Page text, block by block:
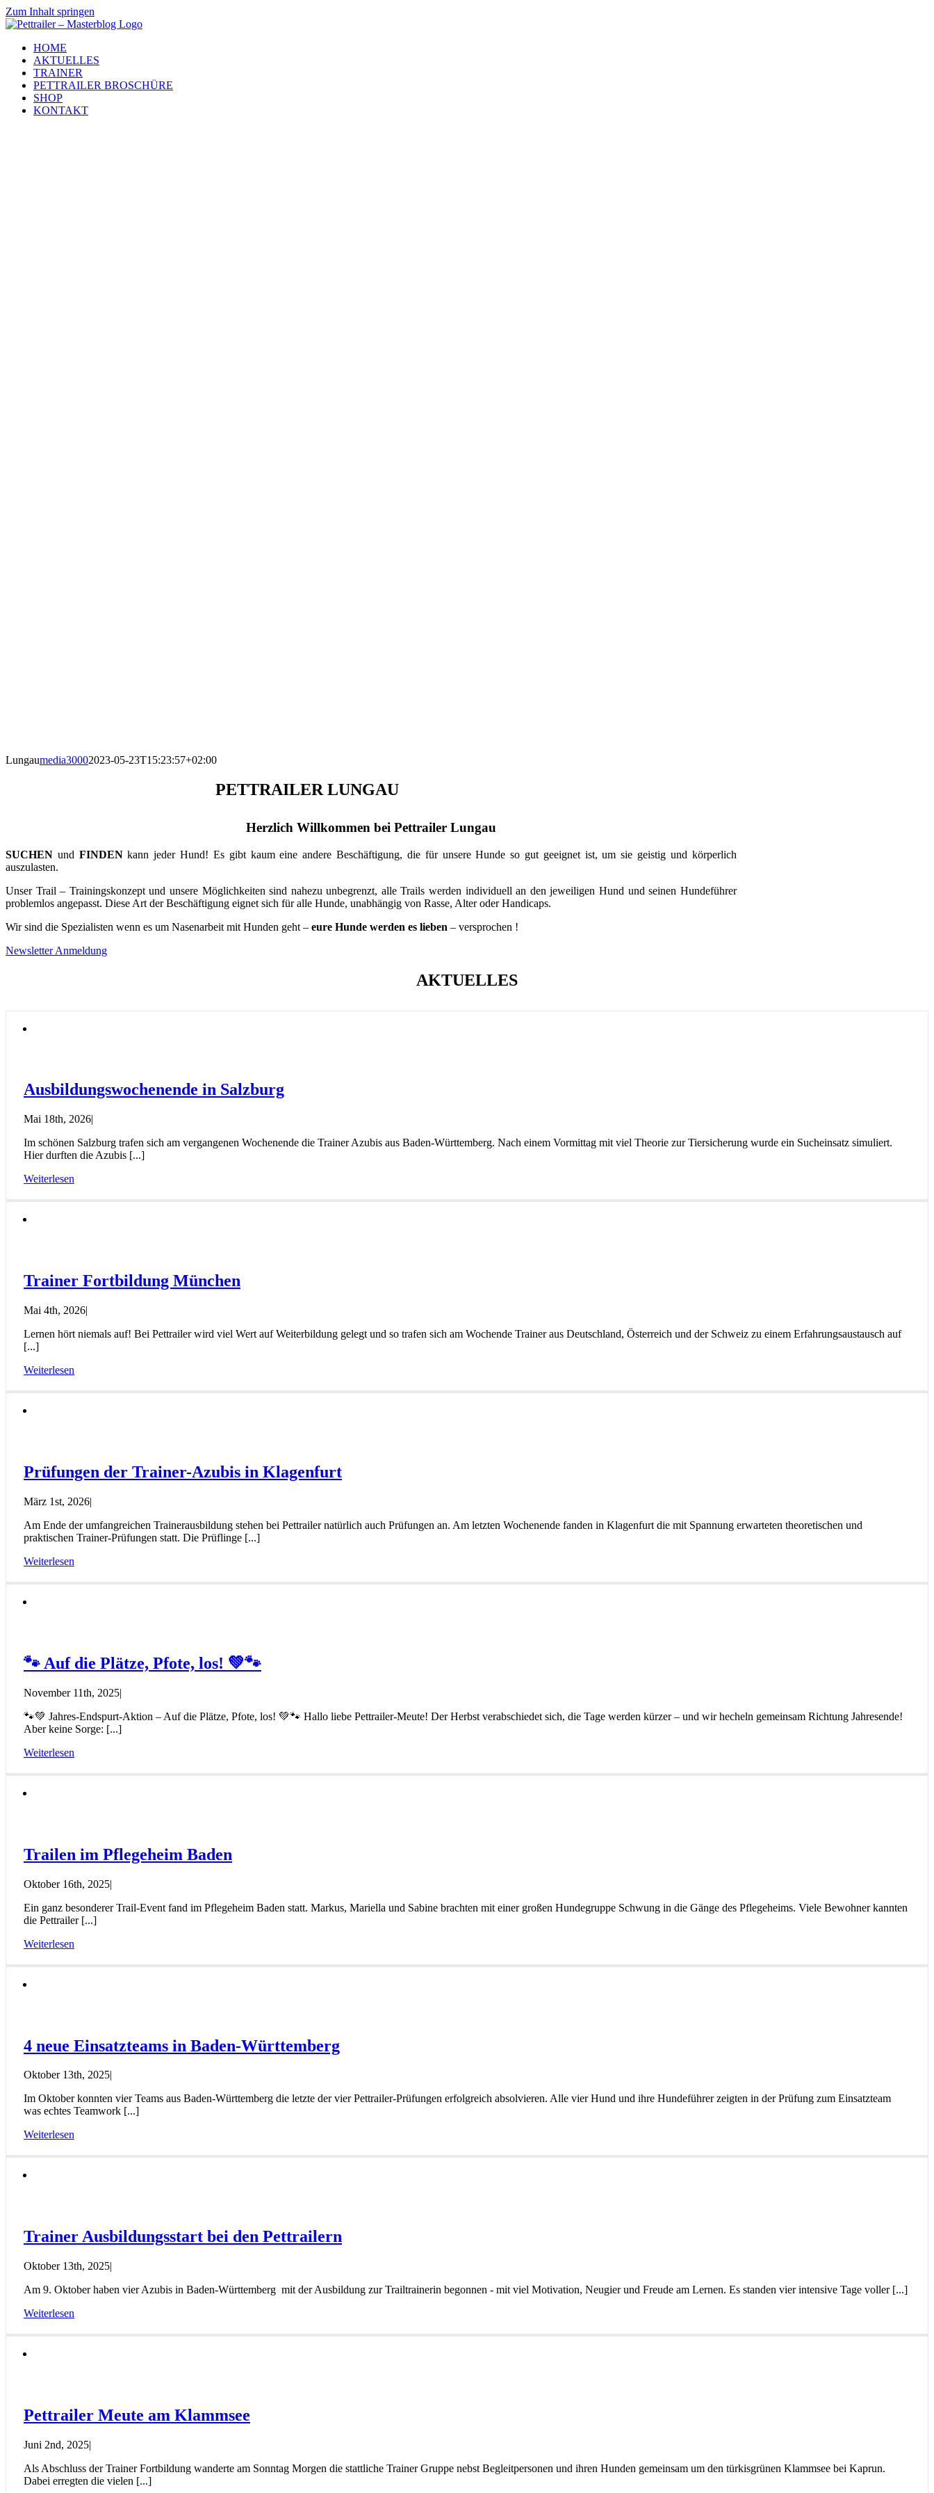
Zum Inhalt springen
HOME
AKTUELLES
TRAINER
PETTRAILER BROSCHÜRE
SHOP
KONTAKT
Lungaumedia30002023-05-23T15:23:57+02:00
PETTRAILER LUNGAU
Herzlich Willkommen bei Pettrailer Lungau
SUCHEN und FINDENkann jeder Hund! Es gibt kaum eine andere Beschäftigung, die für unsere Hunde so gut geeignet ist, um sie geistig und körperlich
auszulasten.
Unser Trail – Trainingskonzept und unsere Möglichkeiten sind nahezu unbegrenzt, alle Trails werden individuell an den jeweiligen Hund und seinen Hundeführer
problemlos angepasst. Diese Art der Beschäftigung eignet sich für alle Hunde, unabhängig von Rasse, Alter oder Handicaps.
Wir sind die Spezialisten wenn es um Nasenarbeit mit Hunden geht – eure Hunde werden es lieben – versprochen !
Newsletter Anmeldung
AKTUELLES
Ausbildungswochenende in Salzburg
Mai 18th, 2026|
Im schönen Salzburg trafen sich am vergangenen Wochenende die Trainer Azubis aus Baden-Württemberg. Nach einem Vormittag mit viel Theorie zur Tiersicherung wurde ein Sucheinsatz simuliert.
Hier durften die Azubis [...]
Weiterlesen
Trainer Fortbildung München
Mai 4th, 2026|
Lernen hört niemals auf! Bei Pettrailer wird viel Wert auf Weiterbildung gelegt und so trafen sich am Wochende Trainer aus Deutschland, Österreich und der Schweiz zu einem Erfahrungsaustausch auf
[...]
Weiterlesen
Prüfungen der Trainer-Azubis in Klagenfurt
März 1st, 2026|
Am Ende der umfangreichen Trainerausbildung stehen bei Pettrailer natürlich auch Prüfungen an. Am letzten Wochenende fanden in Klagenfurt die mit Spannung erwarteten theoretischen und
praktischen Trainer-Prüfungen statt. Die Prüflinge [...]
Weiterlesen
🐾 Auf die Plätze, Pfote, los! 💚🐾
November 11th, 2025|
🐾💚 Jahres-Endspurt-Aktion – Auf die Plätze, Pfote, los! 💚🐾 Hallo liebe Pettrailer-Meute! Der Herbst verabschiedet sich, die Tage werden kürzer – und wir hecheln gemeinsam Richtung Jahresende!
Aber keine Sorge: [...]
Weiterlesen
Trailen im Pflegeheim Baden
Oktober 16th, 2025|
Ein ganz besonderer Trail-Event fand im Pflegeheim Baden statt. Markus, Mariella und Sabine brachten mit einer großen Hundegruppe Schwung in die Gänge des Pflegeheims. Viele Bewohner kannten
die Pettrailer [...]
Weiterlesen
4 neue Einsatzteams in Baden-Württemberg
Oktober 13th, 2025|
Im Oktober konnten vier Teams aus Baden-Württemberg die letzte der vier Pettrailer-Prüfungen erfolgreich absolvieren. Alle vier Hund und ihre Hundeführer zeigten in der Prüfung zum Einsatzteam
was echtes Teamwork [...]
Weiterlesen
Trainer Ausbildungsstart bei den Pettrailern
Oktober 13th, 2025|
Am 9. Oktober haben vier Azubis in Baden-Württemberg mit der Ausbildung zur Trailtrainerin begonnen - mit viel Motivation, Neugier und Freude am Lernen. Es standen vier intensive Tage voller [...]
Weiterlesen
Pettrailer Meute am Klammsee
Juni 2nd, 2025|
Als Abschluss der Trainer Fortbildung wanderte am Sonntag Morgen die stattliche Trainer Gruppe nebst Begleitpersonen und ihren Hunden gemeinsam um den türkisgrünen Klammsee bei Kaprun.
Dabei erregten die vielen [...]